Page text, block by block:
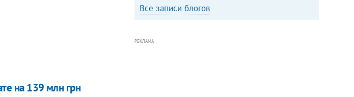
на 139 млн грн
Все записи блогов
РЕКЛАМА